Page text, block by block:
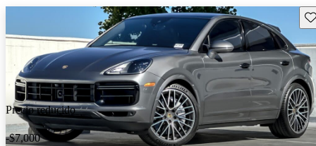
Precio reducido
-$7,000